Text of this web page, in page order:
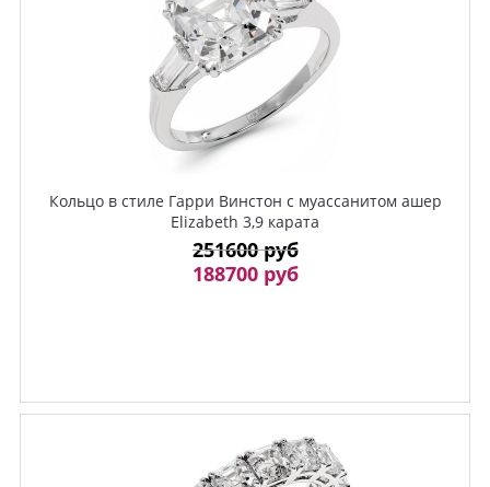
Кольцо в стиле Гарри Винстон с муассанитом ашер
Elizabeth 3,9 карата
251600 руб
188700 руб